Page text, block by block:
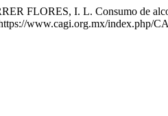
I. L. Consumo de
www.cagi.org.mx/index.php/